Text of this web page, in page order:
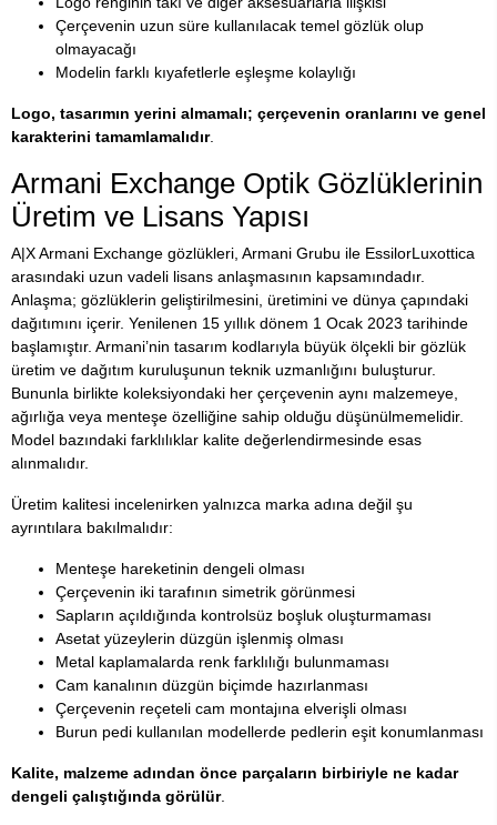
Çerçevenin uzun süre kullanılacak temel gözlük olup
olmayacağı
Modelin farklı kıyafetlerle eşleşme kolaylığı
Logo, tasarımın yerini almamalı; çerçevenin oranlarını ve genel
karakterini tamamlamalıdır.
Armani Exchange Optik Gözlüklerinin
Üretim ve Lisans Yapısı
A|X Armani Exchange gözlükleri, Armani Grubu ile EssilorLuxottica
arasındaki uzun vadeli lisans anlaşmasının kapsamındadır.
Anlaşma; gözlüklerin geliştirilmesini, üretimini ve dünya çapındaki
dağıtımını içerir. Yenilenen 15 yıllık dönem 1 Ocak 2023 tarihinde
başlamıştır. Armani’nin tasarım kodlarıyla büyük ölçekli bir gözlük
üretim ve dağıtım kuruluşunun teknik uzmanlığını buluşturur.
Bununla birlikte koleksiyondaki her çerçevenin aynı malzemeye,
ağırlığa veya menteşe özelliğine sahip olduğu düşünülmemelidir.
Model bazındaki farklılıklar kalite değerlendirmesinde esas
alınmalıdır.
Üretim kalitesi incelenirken yalnızca marka adına değil şu
ayrıntılara bakılmalıdır:
Menteşe hareketinin dengeli olması
Çerçevenin iki tarafının simetrik görünmesi
Sapların açıldığında kontrolsüz boşluk oluşturmaması
Asetat yüzeylerin düzgün işlenmiş olması
Metal kaplamalarda renk farklılığı bulunmaması
Cam kanalının düzgün biçimde hazırlanması
Çerçevenin reçeteli cam montajına elverişli olması
Burun pedi kullanılan modellerde pedlerin eşit konumlanması
Kalite, malzeme adından önce parçaların birbiriyle ne kadar
dengeli çalıştığında görülür.